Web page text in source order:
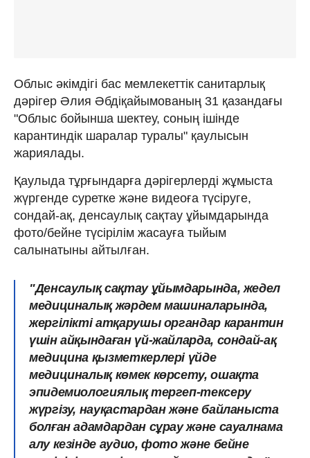
Облыс әкімдігі бас мемлекеттік санитарлық
дәрігер Әлия Әбдіқайымованың 31 қазандағы
"Облыс бойынша шектеу, соның ішінде
карантиндік шаралар туралы" қаулысын
жариялады.
Қаулыда тұрғындарға дәрігерлерді жұмыста
жүргенде суретке және видеоға түсіруге,
сондай-ақ, денсаулық сақтау ұйымдарында
фото/бейне түсірілім жасауға тыйым
салынатыны айтылған.
"Денсаулық сақтау ұйымдарында, жедел
медициналық жәрдем машиналарында,
жергілікті атқарушы органдар карантин
үшін айқындаған үй-жайларда, сондай-ақ
медицина қызметкерлері үйде
медициналық көмек көрсету, ошақта
эпидемиологиялық тергеп-тексеру
жүргізу, науқастардан және байланыста
болған адамдардан сұрау және сауалнама
алу кезінде аудио, фото және бейне